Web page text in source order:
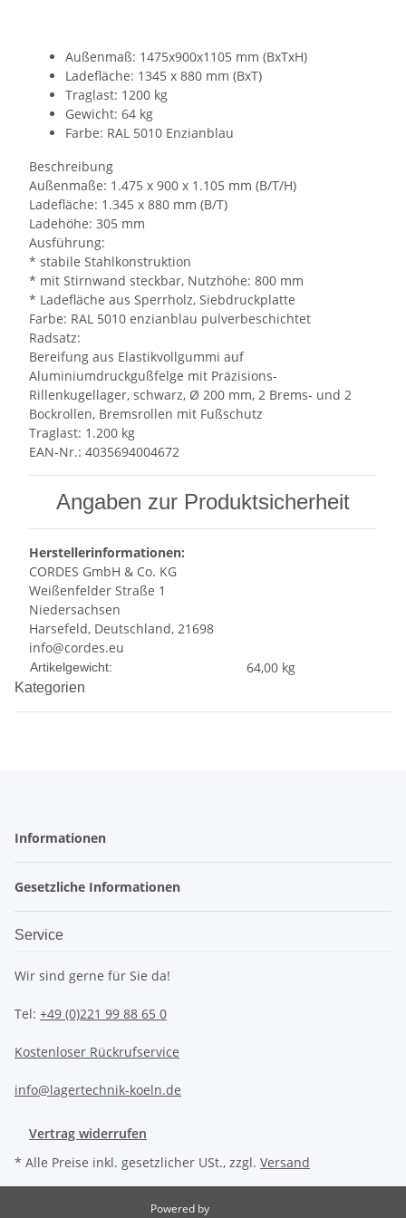
Außenmaß: 1475x900x1105 mm (BxTxH)
Ladefläche: 1345 x 880 mm (BxT)
Traglast: 1200 kg
Gewicht: 64 kg
Farbe: RAL 5010 Enzianblau
Beschreibung
Außenmaße: 1.475 x 900 x 1.105 mm (B/T/H)
Ladefläche: 1.345 x 880 mm (B/T)
Ladehöhe: 305 mm
Ausführung:
* stabile Stahlkonstruktion
* mit Stirnwand steckbar, Nutzhöhe: 800 mm
* Ladefläche aus Sperrholz, Siebdruckplatte
Farbe: RAL 5010 enzianblau pulverbeschichtet
Radsatz:
Bereifung aus Elastikvollgummi auf
Aluminiumdruckgußfelge mit Präzisions-
Rillenkugellager, schwarz, Ø 200 mm, 2 Brems- und 2
Bockrollen, Bremsrollen mit Fußschutz
Traglast: 1.200 kg
EAN-Nr.: 4035694004672
Angaben zur Produktsicherheit
Herstellerinformationen:
CORDES GmbH & Co. KG
Weißenfelder Straße 1
Niedersachsen
Harsefeld, Deutschland, 21698
info@cordes.eu
Produkteigenschaft
Wert
Artikelgewicht: 64,00 kg
Kategorien
Informationen
Gesetzliche Informationen
Service
Wir sind gerne für Sie da!
Tel: +49 (0)221 99 88 65 0
Kostenloser Rückrufservice
info@lagertechnik-koeln.de
Vertrag widerrufen
* Alle Preise inkl. gesetzlicher USt., zzgl. Versand
Powered by